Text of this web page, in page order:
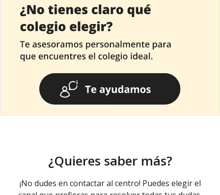
¿Quieres saber más?
¡No dudes en contactar al centro! Puedes elegir el